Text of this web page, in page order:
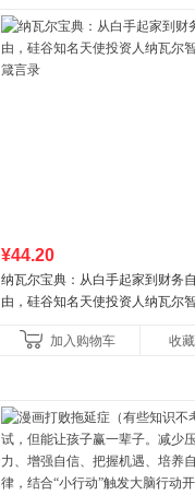
¥44.20
纳瓦尔宝典：从白手起家到财务
由，硅谷知名天使投资人纳瓦尔
加入购物车
收藏